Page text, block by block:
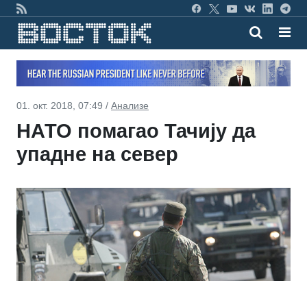
01. окт. 2018, 07:49 / Анализе
НАТО помагао Тачију да
упадне на север